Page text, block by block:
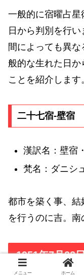
一般的に宿曜占星
日から判別を行
間によっても異
般的な生れた日か
ことを紹介します
二十七宿-壁宿
漢訳名：壁宿
梵名：ダニシ
都市を築く事、
を行うのに吉。南
1951年7月22
メニュー ホーム